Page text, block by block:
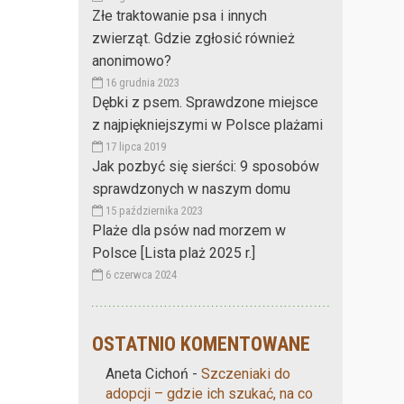
Złe traktowanie psa i innych
zwierząt. Gdzie zgłosić również
anonimowo?
16 grudnia 2023
Dębki z psem. Sprawdzone miejsce
z najpiękniejszymi w Polsce plażami
17 lipca 2019
Jak pozbyć się sierści: 9 sposobów
sprawdzonych w naszym domu
15 października 2023
Plaże dla psów nad morzem w
Polsce [Lista plaż 2025 r.]
6 czerwca 2024
OSTATNIO KOMENTOWANE
Aneta Cichoń - Szczeniaki do
adopcji – gdzie ich szukać, na co